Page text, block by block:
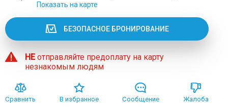
Показать на карте
БЕЗОПАСНОЕ БРОНИРОВАНИЕ
НЕотправляйте предоплату на карту
незнакомым людям
Сравнить В избранное Сообщение Жалоба